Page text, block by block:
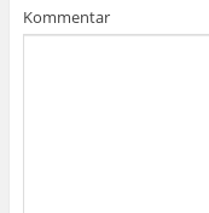
Kommentar